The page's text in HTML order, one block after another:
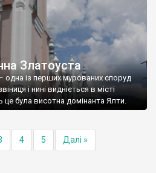
Златоуста
одна із перших мурованих споруд
і нині видніється в місті
це була висотна домінанта Ялти.
4 5 Далі »